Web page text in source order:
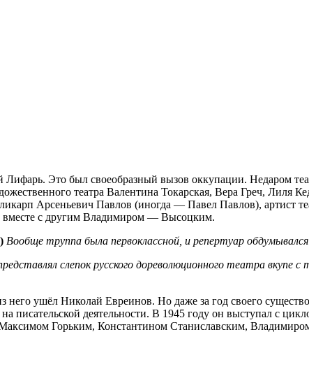
Это был своеобразный вызов оккупации. Недаром
театра Валентина Токарская, Вера Греч, Лиля
Арсеньевич Павлов (иногда — Павел Павлов), артист
вместе с другим Владимиром — Высоцким.
Вообще труппа была первоклассной, и репертуар
слепок русского дореволюционного театра вкупе
него ушёл Николай Евреинов. Но даже за год своего
писательской деятельности. В 1945 году он выступал с
Горьким, Константином Станиславским,